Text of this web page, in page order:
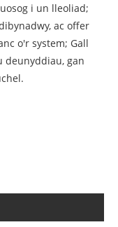
i un lleoliad;
ac offer
o'r system; Gall
deunyddiau, gan